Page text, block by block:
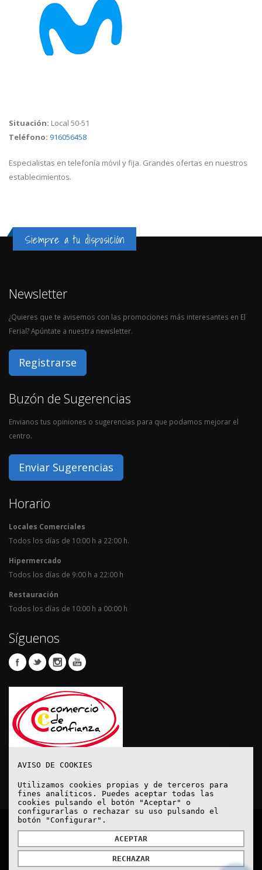
Situación: Local 50-51
Teléfono: 916056458
Especialistas en telefonía móvil y fija. Grandes ofertas en nuestros
establecimientos.
Siempre a tu disposición
Newsletter
¿Quieres que te avisemos con las promociones más interesantes en El
Ferial? Apúntate a nuestra newsletter.
Registrarse
Buzón de Sugerencias
Envianos tus opiniones o sugerencias para que podamos mejorar el
centro.
Enviar Sugerencias
Horario
Locales Comerciales
Todos los días de 10:00 h a 22:00 h.
Hipermercado
Todos los días de 9:00 h a 22:00 h
Restauración
Todos los días de 10:00 h a 00:00 h
Síguenos
© Copyright 2020. Todos los derechos reservados.
Aviso Legal Política de protección de datos Política de Cookies
AVISO DE COOKIES
Utilizamos cookies propias y de terceros para
fines analíticos. Puedes aceptar todas las
cookies pulsando el botón "Aceptar" o
configurarlas o rechazar su uso pulsando el
botón "Configurar".
ACEPTAR
RECHAZAR